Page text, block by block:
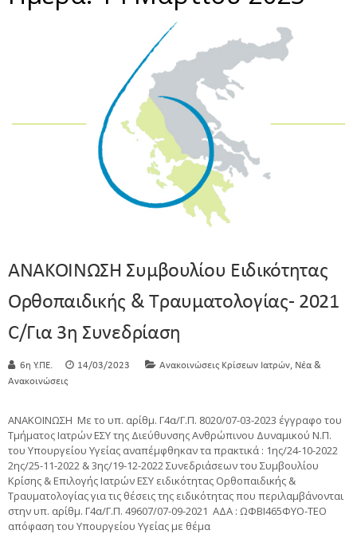
ΑΝΑΚΟΙΝΩΣΗ Συμβουλίου Ειδικότητας
Ορθοπαιδικής & Τραυματολογίας- 2021
C/για 3η Συνεδρίαση
6η Υ.ΠΕ. 14/03/2023 Ανακοινώσεις Κρίσεων Ιατρών, Νέα &
Ανακοινώσεις
ΑΝΑΚΟΙΝΩΣΗ Με το υπ. αρίθμ. Γ4α/Γ.Π. 8020/07-03-2023 έγγραφο του
Τμήματος Ιατρών ΕΣΥ της Διεύθυνσης Ανθρώπινου Δυναμικού Ν.Π.
του Υπουργείου Υγείας αναπέμφθηκαν τα πρακτικά : 1ης/24-10-2022
2ης/25-11-2022 & 3ης/19-12-2022 Συνεδριάσεων του Συμβουλίου
Κρίσης & Επιλογής Ιατρών ΕΣΥ ειδικότητας Ορθοπαιδικής &
Τραυματολογίας για τις θέσεις της ειδικότητας που περιλαμβάνονται
στην υπ. αρίθμ. Γ4α/Γ.Π. 49607/07-09-2021 ΑΔΑ : ΩΦΒΙ465ΦΥΟ-ΤΕΟ
απόφαση του Υπουργείου Υγείας με θέμα